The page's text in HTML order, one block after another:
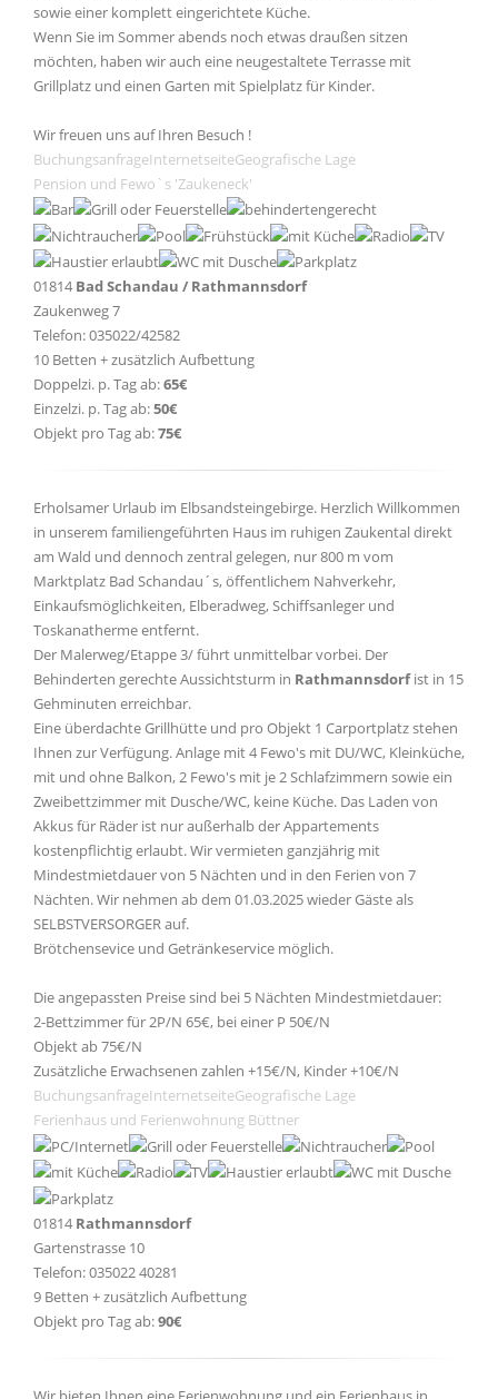
sowie einer komplett eingerichtete Küche.
Wenn Sie im Sommer abends noch etwas draußen sitzen
möchten, haben wir auch eine neugestaltete Terrasse mit
Grillplatz und einen Garten mit Spielplatz für Kinder.
Wir freuen uns auf Ihren Besuch !
BuchungsanfrageInternetseiteGeografische Lage
Pension und Fewo`s 'Zaukeneck'
01814 Bad Schandau / Rathmannsdorf
Zaukenweg 7
Telefon: 035022/42582
10 Betten + zusätzlich Aufbettung
Doppelzi. p. Tag ab:65€
Einzelzi. p. Tag ab:50€
Objekt pro Tag ab:75€
Erholsamer Urlaub im Elbsandsteingebirge. Herzlich Willkommen
in unserem familiengeführten Haus im ruhigen Zaukental direkt
am Wald und dennoch zentral gelegen, nur 800 m vom
Marktplatz Bad Schandau´s, öffentlichem Nahverkehr,
Einkaufsmöglichkeiten, Elberadweg, Schiffsanleger und
Toskanatherme entfernt.
Der Malerweg/Etappe 3/ führt unmittelbar vorbei. Der
Behinderten gerechte Aussichtsturm in Rathmannsdorfist in 15
Gehminuten erreichbar.
Eine überdachte Grillhütte und pro Objekt 1 Carportplatz stehen
Ihnen zur Verfügung. Anlage mit 4 Fewo's mit DU/WC, Kleinküche,
mit und ohne Balkon, 2 Fewo's mit je 2 Schlafzimmern sowie ein
Zweibettzimmer mit Dusche/WC, keine Küche. Das Laden von
Akkus für Räder ist nur außerhalb der Appartements
kostenpflichtig erlaubt. Wir vermieten ganzjährig mit
Mindestmietdauer von 5 Nächten und in den Ferien von 7
Nächten. Wir nehmen ab dem 01.03.2025 wieder Gäste als
SELBSTVERSORGER auf.
Brötchensevice und Getränkeservice möglich.
Die angepassten Preise sind bei 5 Nächten Mindestmietdauer:
2-Bettzimmer für 2P/N 65€, bei einer P 50€/N
Objekt ab 75€/N
Zusätzliche Erwachsenen zahlen +15€/N, Kinder +10€/N
BuchungsanfrageInternetseiteGeografische Lage
Ferienhaus und Ferienwohnung Büttner
01814 Rathmannsdorf
Gartenstrasse 10
Telefon: 035022 40281
9 Betten + zusätzlich Aufbettung
Objekt pro Tag ab:90€